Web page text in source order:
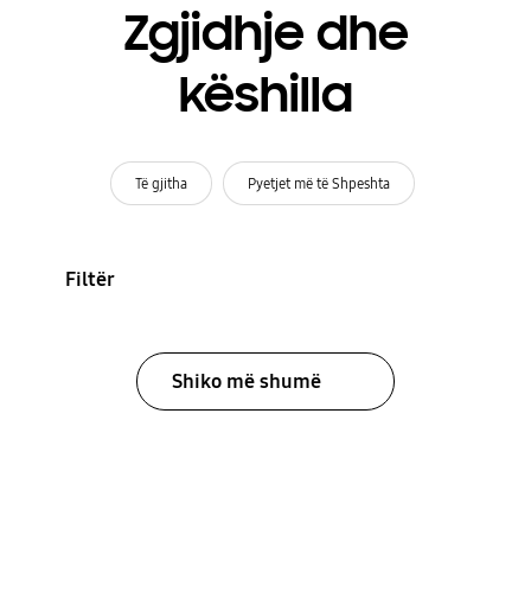
Zgjidhje dhe
këshilla
Të gjitha Pyetjet më të Shpeshta
Filtër
Shiko më shumë